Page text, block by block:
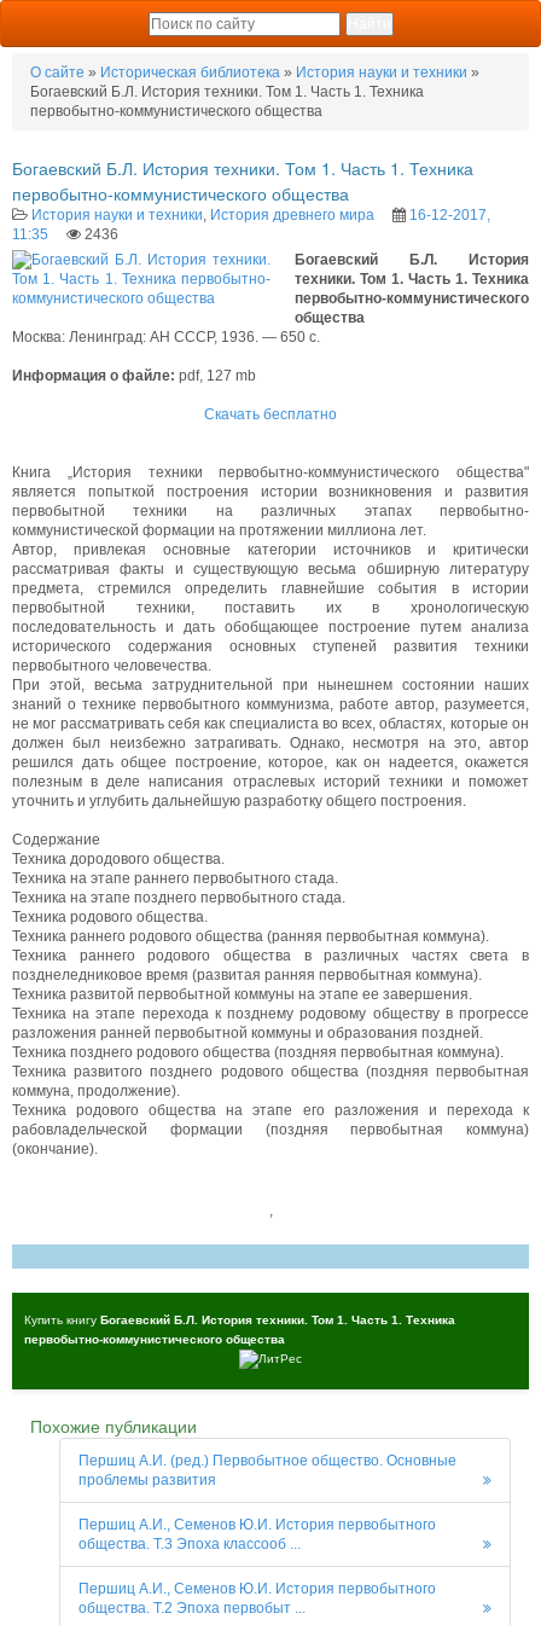
О сайте » Историческая библиотека » История науки и техники »
Богаевский Б.Л. История техники. Том 1. Часть 1. Техника
первобытно-коммунистического общества
Богаевский Б.Л. История техники. Том 1. Часть 1. Техника
первобытно-коммунистического общества
История науки и техники История древнего мира
16-12-2017,
11:35
2436
Богаевский Б.Л. История
техники. Том 1. Часть 1. Техника
первобытно-коммунистического
общества
Москва: Ленинград: АН СССР, 1936. — 650 с.
Информация о файле: pdf, 127 mb
Скачать бесплатно
Книга „История техники первобытно-коммунистического общества"
является попыткой построения истории возникновения и развития
первобытной техники на различных этапах первобытно-
коммунистической формации на протяжении миллиона лет.
Автор, привлекая основные категории источников и критически
рассматривая факты и существующую весьма обширную литературу
предмета, стремился определить главнейшие события в истории
первобытной техники, поставить их в хронологическую
последовательность и дать обобщающее построение путем анализа
исторического содержания основных ступеней развития техники
первобытного человечества.
При этой, весьма затруднительной при нынешнем состоянии наших
знаний о технике первобытного коммунизма, работе автор, разумеется,
не мог рассматривать себя как специалиста во всех, областях, которые он
должен был неизбежно затрагивать. Однако, несмотря на это, автор
решился дать общее построение, которое, как он надеется, окажется
полезным в деле написания отраслевых историй техники и поможет
уточнить и углубить дальнейшую разработку общего построения.
Содержание
Техника дородового общества.
Техника на этапе раннего первобытного стада.
Техника на этапе позднего первобытного стада.
Техника родового общества.
Техника раннего родового общества (ранняя первобытная коммуна).
Техника раннего родового общества в различных частях света в
позднеледниковое время (развитая ранняя первобытная коммуна).
Техника развитой первобытной коммуны на этапе ее завершения.
Техника на этапе перехода к позднему родовому обществу в прогрессе
разложения ранней первобытной коммуны и образования поздней.
Техника позднего родового общества (поздняя первобытная коммуна).
Техника развитого позднего родового общества (поздняя первобытная
коммуна, продолжение).
Техника родового общества на этапе его разложения и перехода к
рабовладельческой формации (поздняя первобытная коммуна)
(окончание).
,
Купить книгу Богаевский Б.Л. История техники. Том 1. Часть 1. Техника
первобытно-коммунистического общества
Похожие публикации
Першиц А.И. (ред.) Первобытное общество. Основные
проблемы развития
Першиц А.И., Семенов Ю.И. История первобытного
общества. Т.3 Эпоха классооб ...
Першиц А.И., Семенов Ю.И. История первобытного
общества. Т.2 Эпоха первобыт ...